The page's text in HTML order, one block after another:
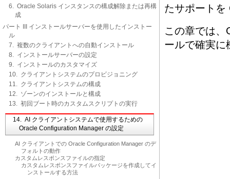
6. Oracle Solaris インスタンスの構成解除または再構
成
パート III インストールサーバーを使用したインストー
ル
7. 複数のクライアントへの自動インストール
8. インストールサーバーの設定
9. インストールのカスタマイズ
10. クライアントシステムのプロビジョニング
11. クライアントシステムの構成
12. ゾーンのインストールと構成
13. 初回ブート時のカスタムスクリプトの実行
14. AI クライアントシステムで使用するための
Oracle Configuration Manager の設定
AI クライアントでの Oracle Configuration Manager のデ
フォルトの動作
カスタムレスポンスファイルの指定
カスタムレスポンスファイルパッケージを作成してイ
ンストールする方法
たサポートを
この章では
ールで確実に